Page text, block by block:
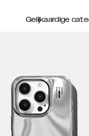
Gelijkaardige